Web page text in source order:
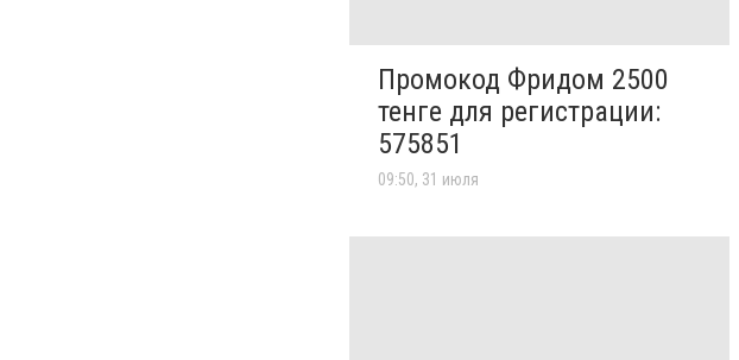
Промокод Фридом 2500
тенге для регистрации:
575851
09:50, 31 июля